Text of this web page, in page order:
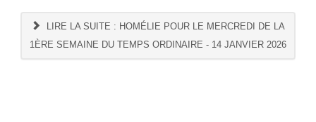
LIRE LA SUITE : HOMÉLIE POUR LE MERCREDI DE LA
1ÈRE SEMAINE DU TEMPS ORDINAIRE - 14 JANVIER 2026